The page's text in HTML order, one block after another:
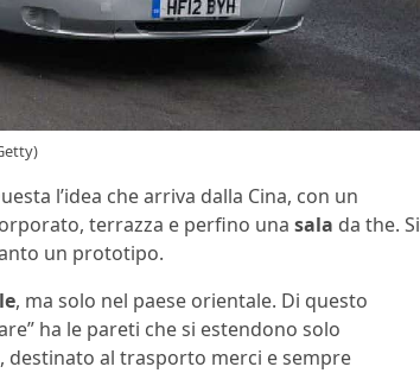
l’idea che arriva dalla Cina, con un
terrazza e perfino una sala da the. Si
un prototipo.
, ma solo nel paese orientale. Di questo
ha le pareti che si estendono solo
al trasporto merci e sempre